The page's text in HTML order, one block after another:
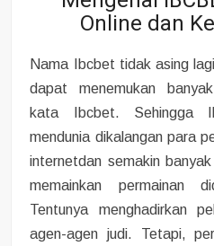
Online dan
Nama Ibcbet tidak asing
dapat menemukan
kata Ibcbet. Sehingga
mendunia dikalangan para
internetdan semakin
memainkan permainan
Tentunya menghadirkan
agen-agen judi. Tetapi,